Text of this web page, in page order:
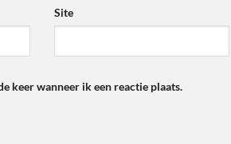
Site
keer wanneer ik een reactie plaats.